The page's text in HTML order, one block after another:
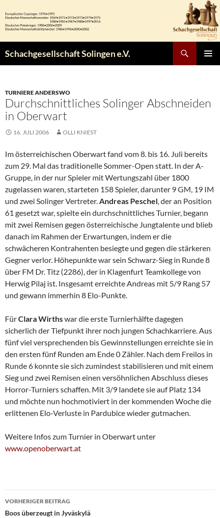
Inhalt
springen
Schachgesellschaft Solingen e.V.
TURNIERE ANDERSWO
Durchschnittliches Solinger Abschneiden
in Oberwart
16. JULI 2006 OLLI KNIEST
Im österreichischen Oberwart fand vom 8. bis 16. Juli bereits
zum 29. Mal das traditionelle Sommer-Open statt. In der A-
Gruppe, in der nur Spieler mit Wertungszahl über 1800
zugelassen waren, starteten 158 Spieler, darunter 9 GM, 19 IM
und zwei Solinger Vertreter.Andreas Peschel, der an Position
61 gesetzt war, spielte ein durchschnittliches Turnier, begann
mit zwei Remisen gegen österreichische Jungtalente und blieb
danach im Rahmen der Erwartungen, indem er die
schwächeren Kontrahenten besiegte und gegen die stärkeren
Gegner verlor. Höhepunkte war sein Schwarz-Sieg in Runde 8
über FM Dr. Titz (2286), der in Klagenfurt Teamkollege von
Herwig Pilaj ist. Insgesamt erreichte Andreas mit 5/9 Rang 57
und gewann immerhin 8 Elo-Punkte.
FürClara Wirthswar die erste Turnierhälfte dagegen
sicherlich der Tiefpunkt ihrer noch jungen Schachkarriere. Aus
fünf viel versprechenden bis Gewinnstellungen erreichte sie in
den ersten fünf Runden am Ende 0 Zähler. Nach dem Freilos in
Runde 6 konnte sie sich zumindest stabilisieren und mit einem
Sieg und zwei Remisen einen versöhnlichen Abschluss dieses
Horror-Turniers schaffen. Mit 3/9 landete sie auf Platz 134
und möchte nun hochmotiviert in der kommenden Woche die
erlittenen Elo-Verluste in Pardubice wieder gutmachen.
Weitere Infos zum Turnier in Oberwart unter
www.openoberwart.at
Beitragsnavigation
VORHERIGER BEITRAG
Boos überzeugt in Jyväskylä